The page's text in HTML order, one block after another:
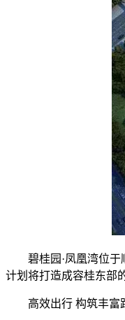
碧桂园·凤凰湾位
计划将打造成容桂东部
高效出行 构筑丰富